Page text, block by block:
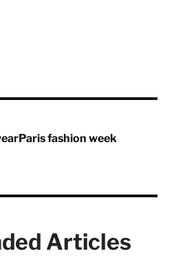
Paris fashion week
Articles